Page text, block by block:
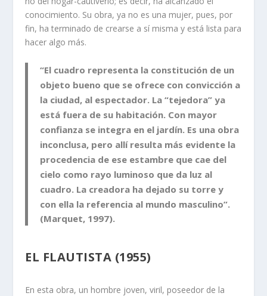
conocimiento. Su obra, ya no es una mujer, pues, por
fin, ha terminado de crearse a sí misma y está lista para
hacer algo más.
“El cuadro representa la constitución de un
objeto bueno que se ofrece con convicción a
la ciudad, al espectador. La “tejedora” ya
está fuera de su habitación. Con mayor
confianza se integra en el jardín. Es una obra
inconclusa, pero allí resulta más evidente la
procedencia de ese estambre que cae del
cielo como rayo luminoso que da luz al
cuadro. La creadora ha dejado su torre y
con ella la referencia al mundo masculino”.
(Marquet, 1997).
EL FLAUTISTA (1955)
En esta obra, un hombre joven, viril, poseedor de la